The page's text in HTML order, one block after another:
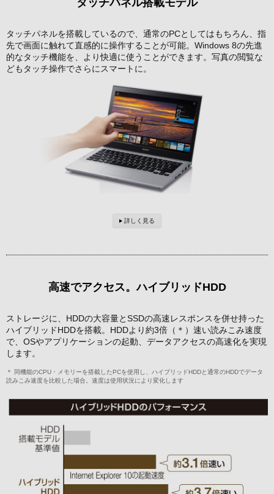
タッチパネルを搭載しているので、通常のPCとしてはもちろん、指
先で画面に触れて直感的に操作することが可能。Windows 8の先進
的なタッチ機能を、より快適に使うことができます。写真の閲覧な
どもタッチ操作でさらにスマートに。
詳しく見る
高速でアクセス。ハイブリッドHDD
ストレージに、HDDの大容量とSSDの高速レスポンスを併せ持った
ハイブリッドHDDを搭載。HDDより約3倍（＊）速い読みこみ速度
で、OSやアプリケーションの起動、データアクセスの高速化を実現
します。
＊ 同機能のCPU・メモリーを搭載したPCを使用し、ハイブリッドHDDと通常のHDDでデータ
読みこみ速度を比較した場合。速度は使用状況により変化します